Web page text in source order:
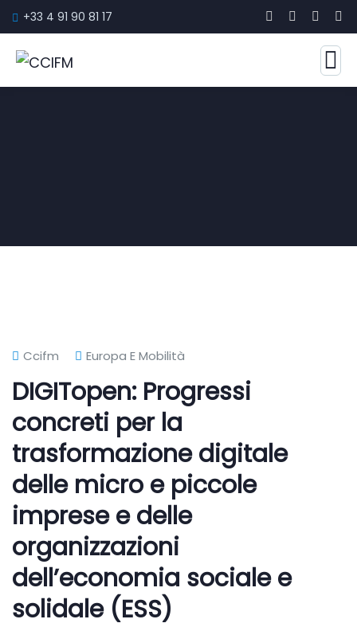
+33 4 91 90 81 17
Ccifm Europa E Mobilità
DIGITopen: Progressi
concreti per la
trasformazione digitale
delle micro e piccole
imprese e delle
organizzazioni
dell’economia sociale e
solidale (ESS)